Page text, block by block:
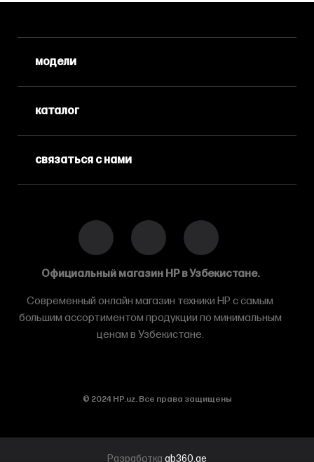
модели
каталог
связаться с нами
Официальный магазин HP в Узбекистане.
Современный онлайн магазин техники HP с самым
большим ассортиментом продукции по минимальным
ценам в Узбекистане.
© 2024 HP.uz. Все права защищены
Разработка ab360.ae